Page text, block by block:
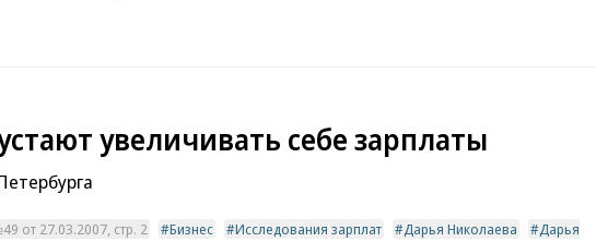
увеличивать себе зарплаты
от 27.03.2007, стр. 2 Бизнес Исследования зарплат Дарья Николаева
Дарья